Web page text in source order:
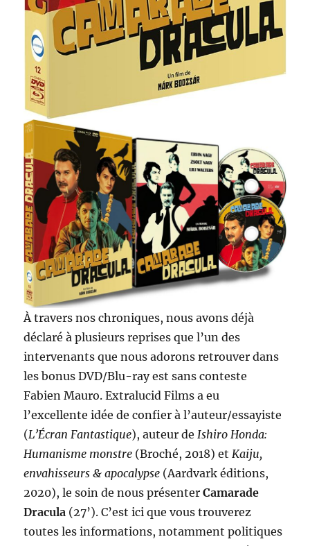
À travers nos chroniques, nous avons déjà
déclaré à plusieurs reprises que l’un des
intervenants que nous adorons retrouver dans
les bonus DVD/Blu-ray est sans conteste
Fabien Mauro. Extralucid Films a eu
l’excellente idée de confier à l’auteur/essayiste
(L’Écran Fantastique), auteur de Ishiro Honda:
Humanisme monstre (Broché, 2018) et Kaiju,
envahisseurs & apocalypse (Aardvark éditions,
2020), le soin de nous présenterCamarade
Dracula (27’). C’est ici que vous trouverez
toutes les informations, notamment politiques